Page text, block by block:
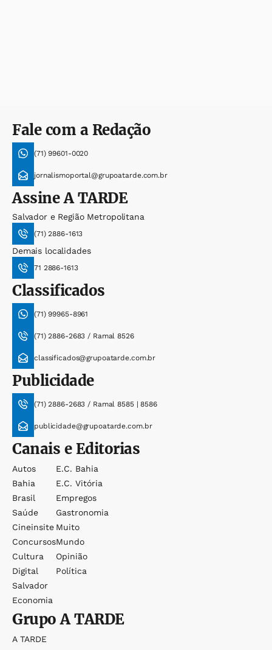
Fale com a Redação
(71) 99601-0020
jornalismoportal@grupoatarde.com.br
AssineA TARDE
Salvador e Região Metropolitana
(71) 2886-1613
Demais localidades
71 2886-1613
Classificados
(71) 99965-8961
(71) 2886-2683 / Ramal 8526
classificados@grupoatarde.com.br
Publicidade
(71) 2886-2683 / Ramal 8585 | 8586
publicidade@grupoatarde.com.br
Canais e Editorias
Autos
Bahia
Brasil
Saúde
Cineinsite
Concursos
Cultura
Digital
Salvador
Economia
E.c. Bahia
E.c. Vitória
Empregos
Gastronomia
Muito
Mundo
Opinião
Política
GrupoA TARDE
A TARDE